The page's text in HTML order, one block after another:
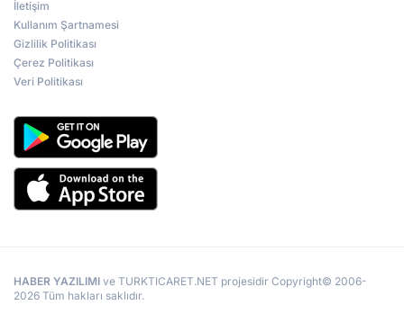
İletişim
Kullanım Şartnamesi
Gizlilik Politikası
Çerez Politikası
Veri Politikası
HABER YAZILIMI ve TURKTICARET.NET projesidir Copyright© 2006-
2026 Tüm hakları saklıdır.